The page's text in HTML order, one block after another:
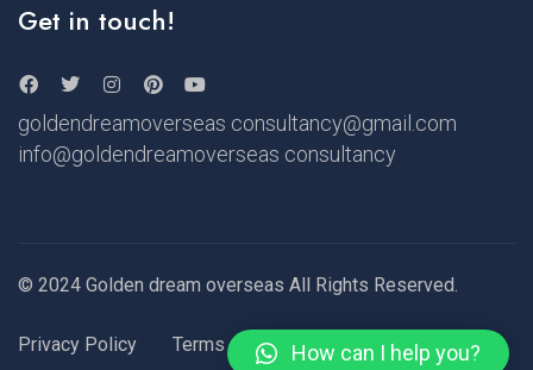
Get in touch!
goldendreamoverseas consultancy@gmail.com
info@goldendreamoverseas consultancy
© 2024 Golden dream overseas All Rights Reserved.
Privacy Policy Terms of Use How can I help you?